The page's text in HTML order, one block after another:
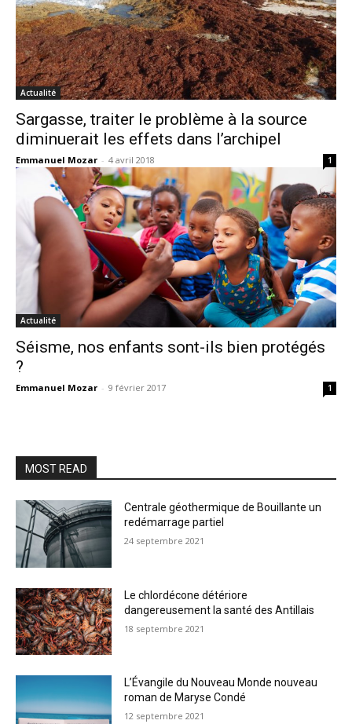
Actualité
Sargasse, traiter le problème à la source
diminuerait les effets dans l’archipel
Emmanuel Mozar - 4 avril 2018 1
Actualité
Séisme, nos enfants sont-ils bien protégés
?
Emmanuel Mozar - 9 février 2017 1
MOST READ
Centrale géothermique de Bouillante un
redémarrage partiel
24 septembre 2021
Le chlordécone détériore
dangereusement la santé des Antillais
18 septembre 2021
L’Évangile du Nouveau Monde nouveau
roman de Maryse Condé
12 septembre 2021